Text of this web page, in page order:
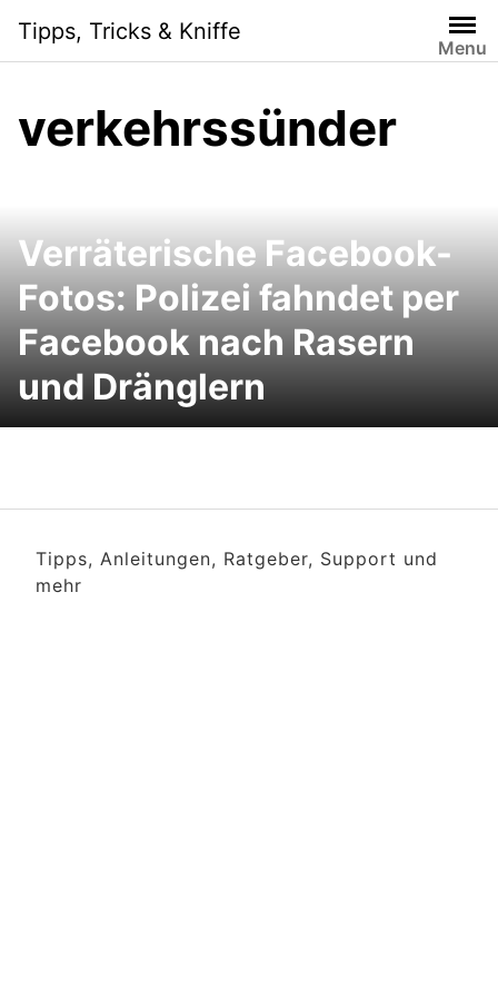
content
Tipps, Tricks & Kniffe
Menu
verkehrssünder
Verräterische Facebook-
Fotos: Polizei fahndet per
Facebook nach Rasern
und Dränglern
Tipps, Anleitungen, Ratgeber, Support und
mehr